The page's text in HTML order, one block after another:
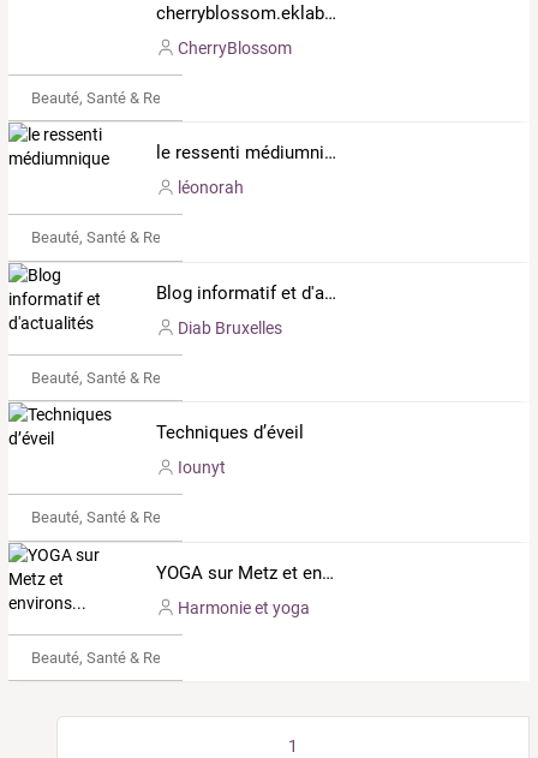
cherryblossom.eklablog.com
CherryBlossom
Beauté, Santé & Remise en forme
le ressenti médiumnique
léonorah
Beauté, Santé & Remise en forme
Blog informatif et d'actualités
Diab Bruxelles
Beauté, Santé & Remise en forme
Techniques d’éveil
Iounyt
Beauté, Santé & Remise en forme
YOGA sur Metz et environs...
Harmonie et yoga
Beauté, Santé & Remise en forme
1